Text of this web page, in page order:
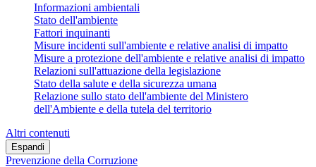
Informazioni ambientali
Stato dell'ambiente
Fattori inquinanti
Misure incidenti sull'ambiente e relative analisi di impatto
Misure a protezione dell'ambiente e relative analisi di impatto
Relazioni sull'attuazione della legislazione
Stato della salute e della sicurezza umana
Relazione sullo stato dell'ambiente del Ministero
dell'Ambiente e della tutela del territorio
Altri contenuti
Espandi
Prevenzione della Corruzione